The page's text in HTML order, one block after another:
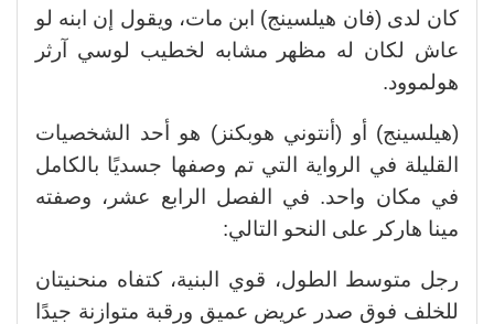
كان لدى (فان هيلسينج) ابن مات، ويقول إن ابنه لو
عاش لكان له مظهر مشابه لخطيب لوسي آرثر
هولموود.
(هيلسينج) أو (أنتوني هوبكنز) هو أحد الشخصيات
القليلة في الرواية التي تم وصفها جسديًا بالكامل
في مكان واحد. في الفصل الرابع عشر، وصفته
مينا هاركر على النحو التالي:
رجل متوسط الطول، قوي البنية، كتفاه منحنيتان
للخلف فوق صدر عريض عميق ورقبة متوازنة جيدًا